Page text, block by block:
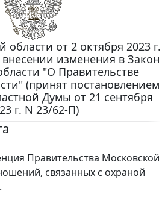
области от 2 октября 2023 г.
изменения в Закон
"О Правительстве
(принят постановлением
Думы от 21 сентября
г. N 23/62-П)
Правительства Московской
связанных с охраной